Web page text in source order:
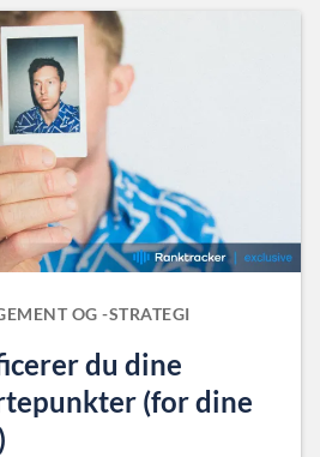
OG -STRATEGI
du dine
(for dine